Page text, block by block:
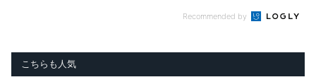
Recommended by
こちらも人気